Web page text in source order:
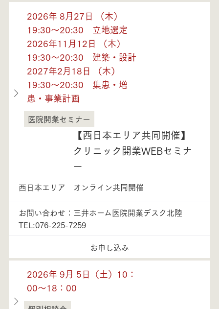
2026年 8月27日 （木）
19:30～20:30 立地選定
2026年11月12日 （木）
19:30～20:30 建築・設計
2027年2月18日 （木）
19:30～20:30 集患・増
患・事業計画
石川県
医院開業セミナー
【西日本エリア共同開催】
クリニック開業WEBセミナ
ー
西日本エリア オンライン共同開催
お問い合わせ：三井ホーム医院開業デスク北陸
TEL:076-225-7259
お申し込み
2026年 9月 5日（土）10：
00～18：00